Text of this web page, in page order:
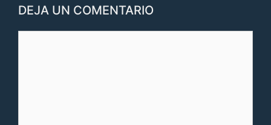
DEJA UN COMENTARIO